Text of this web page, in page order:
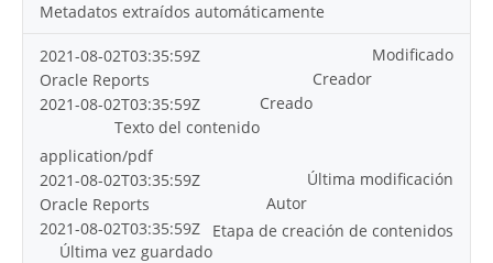
Metadatos extraídos automáticamente
Modificado
2021-08-02T03:35:59Z
Creador
Oracle Reports
Creado
2021-08-02T03:35:59Z
Texto del contenido
application/pdf
Última modificación
2021-08-02T03:35:59Z
Autor
Oracle Reports
Etapa de creación de contenidos
2021-08-02T03:35:59Z
Última vez guardado